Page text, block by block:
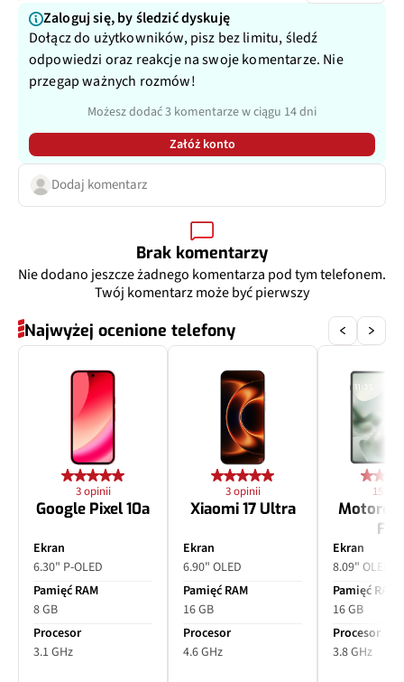
Przysłona f/2.2
Filmy
Inne 119˚
Dodatkowy aparat Aparat makro
2 Mpix
f/2.4
Zoom optyczny Nie
Dodatkowy aparat Czujnik głębi
2 Mpix
Przysłona f/2.4
Zoom optyczny
Inne monochromatyczny
Zaloguj się, by śledzić dyskuję
Dołącz do użytkowników, pisz bez limitu, śledź
odpowiedzi oraz reakcje na swoje komentarze. Nie
przegap ważnych rozmów!
Możesz dodać 3 komentarze w ciągu 14 dni
Załóż konto
Dodaj komentarz
Brak komentarzy
Nie dodano jeszcze żadnego komentarza pod tym telefonem.
Twój komentarz może być pierwszy
Najwyżej ocenione telefony
3 opinii
Google Pixel 10a
Ekran
6.30" P-OLED
Pamięć RAM
8 GB
Procesor
3.1 GHz
3 opinii
Xiaomi 17 Ultra
Ekran
6.90" OLED
Pamięć RAM
16 GB
Procesor
4.6 GHz
15
Motorola
Ekran
8.09" OLED
Pamięć RAM
16 GB
Procesor
3.8 GHz